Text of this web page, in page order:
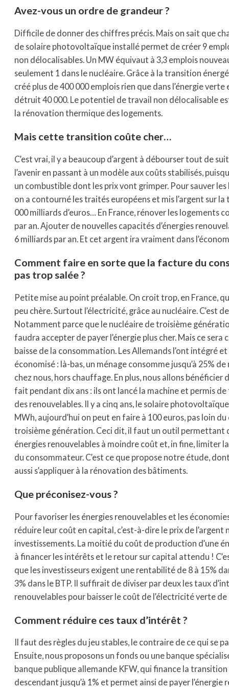
Avez-vous un ordre de grandeur ?
Difficile de donner des chiffres précis. Mais on sait que
de solaire photovoltaïque installé permet de créer 9
non délocalisables. Un MW équivaut à 3,3 emplois
seulement 1 dans le nucléaire. Grâce à la transition
créé plus de 400 000 emplois rien que dans l’énergie
détruit 40 000. Le potentiel de travail non délocalisable
la rénovation thermique des logements.
Mais cette transition coûte cher…
C’est vrai, il y a beaucoup d’argent à débourser tout de
l’avenir en passant à un modèle aux coûts stabilisés,
un combustible dont les prix vont grimper. Pour sauver
on a contourné les traités européens et mis l’argent sur la
000 milliards d’euros… En France, rénover les logements
par an. Ajouter de nouvelles capacités d’énergies
6 milliards par an. Et cet argent ira vraiment dans
Comment faire en sorte que la facture du
pas trop salée ?
Petite mise au point préalable. On croit trop, en France,
peu chère. Surtout l’électricité, grâce au nucléaire. C’est
Notamment parce que le nucléaire de troisième
faudra accepter de payer l’énergie plus cher. Mais ce sera
baisse de la consommation. Les Allemands l’ont intégré
économisé : là-bas, un ménage consomme jusqu’à 25%
chez nous, hors chauffage. En plus, nous allons bénéficier
fait pendant dix ans : ils ont lancé la machine et permis
des renouvelables. Il y a cinq ans, le solaire
MWh, aujourd’hui on peut en faire à 100 euros, pas loin
troisième génération. Ceci dit, il faut un outil permettant
énergies renouvelables à moindre coût et, in fine, limiter
du consommateur. C’est ce que propose notre étude,
aussi s’appliquer à la rénovation des bâtiments.
Que préconisez-vous ?
Pour favoriser les énergies renouvelables et les
réduire leur coût en capital, c’est-à-dire le prix de l’argent
investissements. La moitié du coût de production d’une
à financer les intérêts et le retour sur capital attendu !
que les investisseurs exigent une rentabilité de 8 à 15%
3% dans le BTP. Il suffirait de diviser par deux les taux
renouvelables pour baisser le coût de l’électricité verte de
Comment réduire ces taux d’intérêt ?
Il faut des règles du jeu stables, le contraire de ce qui se
Ensuite, nous proposons un fonds ou une banque
banque publique allemande KFW, qui finance la transition
descendant jusqu’à 1% et permet ainsi de payer